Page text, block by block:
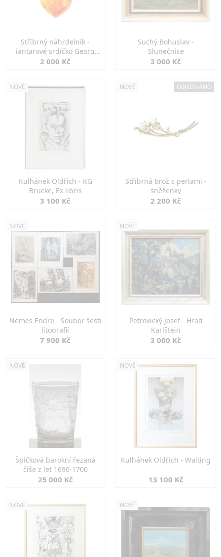
Stříbrný náhrdelník -
jantarové srdíčko Georg
Kramer
2 000 Kč
Suchý Bohuslav -
Slunečnice
3 000 Kč
NOVÉ
Kulhánek Oldřich - KG
Brücke, Ex libris
3 100 Kč
NOVÉ OBJEDNÁNO
Stříbrná brož s perlami -
sněženky
2 200 Kč
NOVÉ
Nemes Endre - Soubor šesti
litografií
7 900 Kč
NOVÉ
Petrovický Josef - Hrad
Karlštejn
3 000 Kč
NOVÉ
Špičková barokní řezaná
číše z let 1690-1700
25 000 Kč
NOVÉ
Kulhánek Oldřich - Waiting
13 100 Kč
NOVÉ NOVÉ